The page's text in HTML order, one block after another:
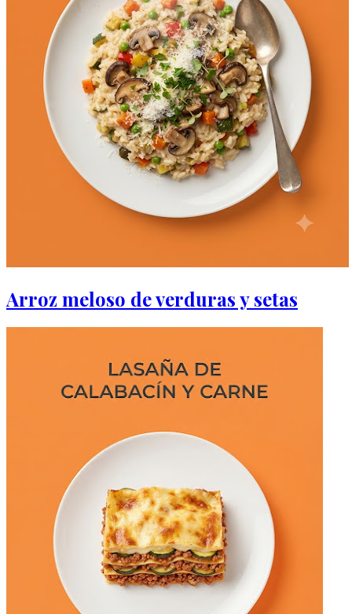
Arroz meloso de verduras y setas